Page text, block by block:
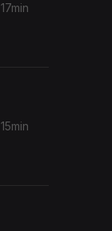
17min
15min